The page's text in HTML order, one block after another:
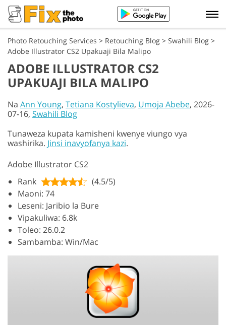
Photo Retouching Services > Retouching Blog > Swahili Blog >
Adobe Illustrator CS2 Upakuaji Bila Malipo
ADOBE ILLUSTRATOR CS2
UPAKUAJI BILA MALIPO
Na Ann Young, Tetiana Kostylieva, Umoja Abebe, 2026-
07-16, Swahili Blog
Tunaweza kupata kamisheni kwenye viungo vya
washirika. Jinsi inavyofanya kazi.
Adobe Illustrator CS2
Rank
(4.5/5)
Maoni: 74
Leseni: Jaribio la Bure
Vipakuliwa: 6.8k
Toleo: 26.0.2
Sambamba: Win/Mac